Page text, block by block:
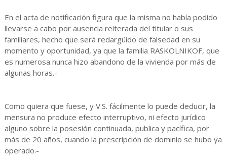
En el acta de notificación figura que la misma no había podido
llevarse a cabo por ausencia reiterada del titular o sus
familiares, hecho que será redargüido de falsedad en su
momento y oportunidad, ya que la familia RASKOLNIKOF, que
es numerosa nunca hizo abandono de la vivienda por más de
algunas horas.-
Como quiera que fuese, y V.S. fácilmente lo puede deducir, la
mensura no produce efecto interruptivo, ni efecto jurídico
alguno sobre la posesión continuada, publica y pacífica, por
más de 20 años, cuando la prescripción de dominio se hubo ya
operado.-